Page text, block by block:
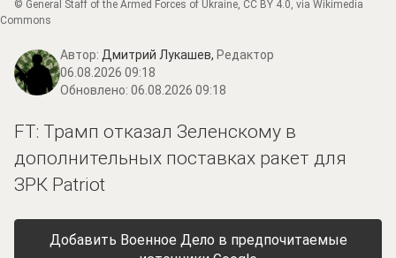
© General Staff of the Armed Forces of Ukraine, CC BY 4.0, via Wikimedia
Commons
Автор: Дмитрий Лукашев, Редактор
06.08.2026 09:18
Обновлено: 06.08.2026 09:18
FT: Трамп отказал Зеленскому в
дополнительных поставках ракет для
ЗРК Patriot
Добавить Военное Дело в предпочитаемые